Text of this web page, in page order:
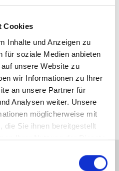
Cookies
Inhalte und Anzeigen zu
für soziale Medien anbieten
unsere Website zu
wir Informationen zu Ihrer
an unsere Partner für
Analysen weiter. Unsere
möglicherweise mit
die Sie ihnen bereitgestellt
Ihrer Nutzung der Dienste